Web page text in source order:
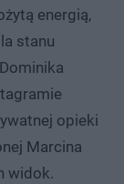
energią,
stanu
opieki
Marcina
widok.